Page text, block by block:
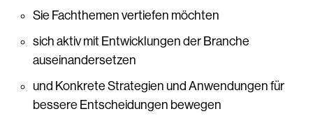
Sie Fachthemen vertiefen möchten
sich aktiv mit Entwicklungen der Branche
auseinandersetzen
und Konkrete Strategien und Anwendungen für
bessere Entscheidungen bewegen